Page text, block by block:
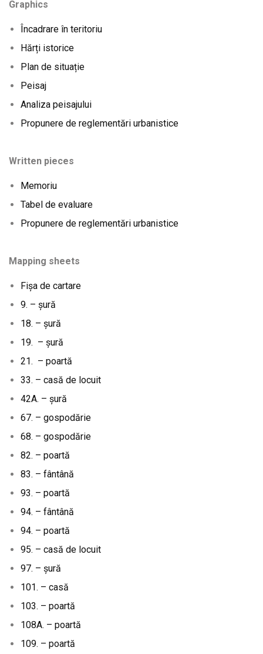
Graphics
Încadrare în teritoriu
Hărți istorice
Plan de situație
Peisaj
Analiza peisajului
Propunere de reglementări urbanistice
Written pieces
Memoriu
Tabel de evaluare
Propunere de reglementări urbanistice
Mapping sheets
Fișa de cartare
9. – șură
18. – șură
19. – șură
21. – poartă
33. – casă de locuit
42A. – șură
67. – gospodărie
68. – gospodărie
82. – poartă
83. – fântână
93. – poartă
94. – fântână
94. – poartă
95. – casă de locuit
97. – șură
101. – casă
103. – poartă
108A. – poartă
109. – poartă